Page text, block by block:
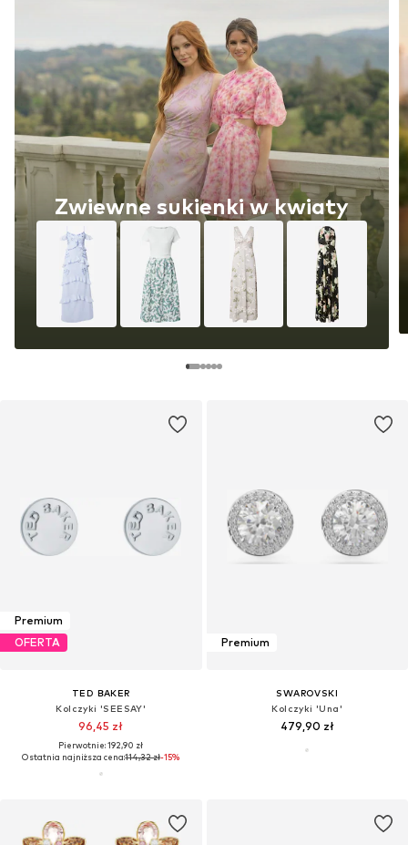
Zwiewne sukienki w kwiaty
Premium
OFERTA
TED BAKER
Kolczyki 'SEESAY'
96,45 zł
Pierwotnie: 192,90 zł
Ostatnia najniższa cena:114,32 zł-15%
Premium
SWAROVSKI
Kolczyki 'Una'
479,90 zł